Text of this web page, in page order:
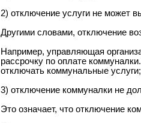
2) отключение услуги не может
Другими словами, отключение
Например, управляющая
рассрочку по оплате
отключать коммунальные услуги;
3) отключение коммуналки не
Это означает, что отключение